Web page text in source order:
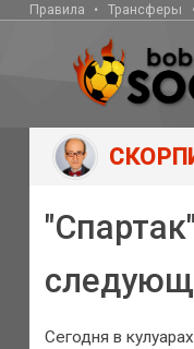
Правила Трансферы
Сегодня в